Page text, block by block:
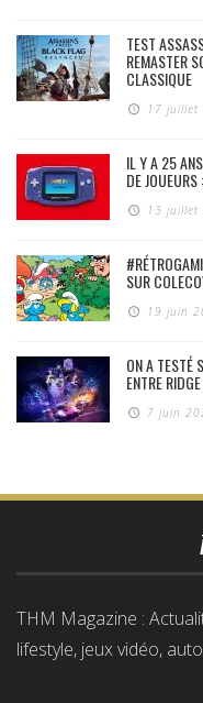
TEST
REMASTER
CLASSIQUE
17
IL Y A 25
DE
13
SUR
19 juin
ON A TESTÉ
ENTRE
7 juin
THM Magazine :
lifestyle, jeux vidéo,